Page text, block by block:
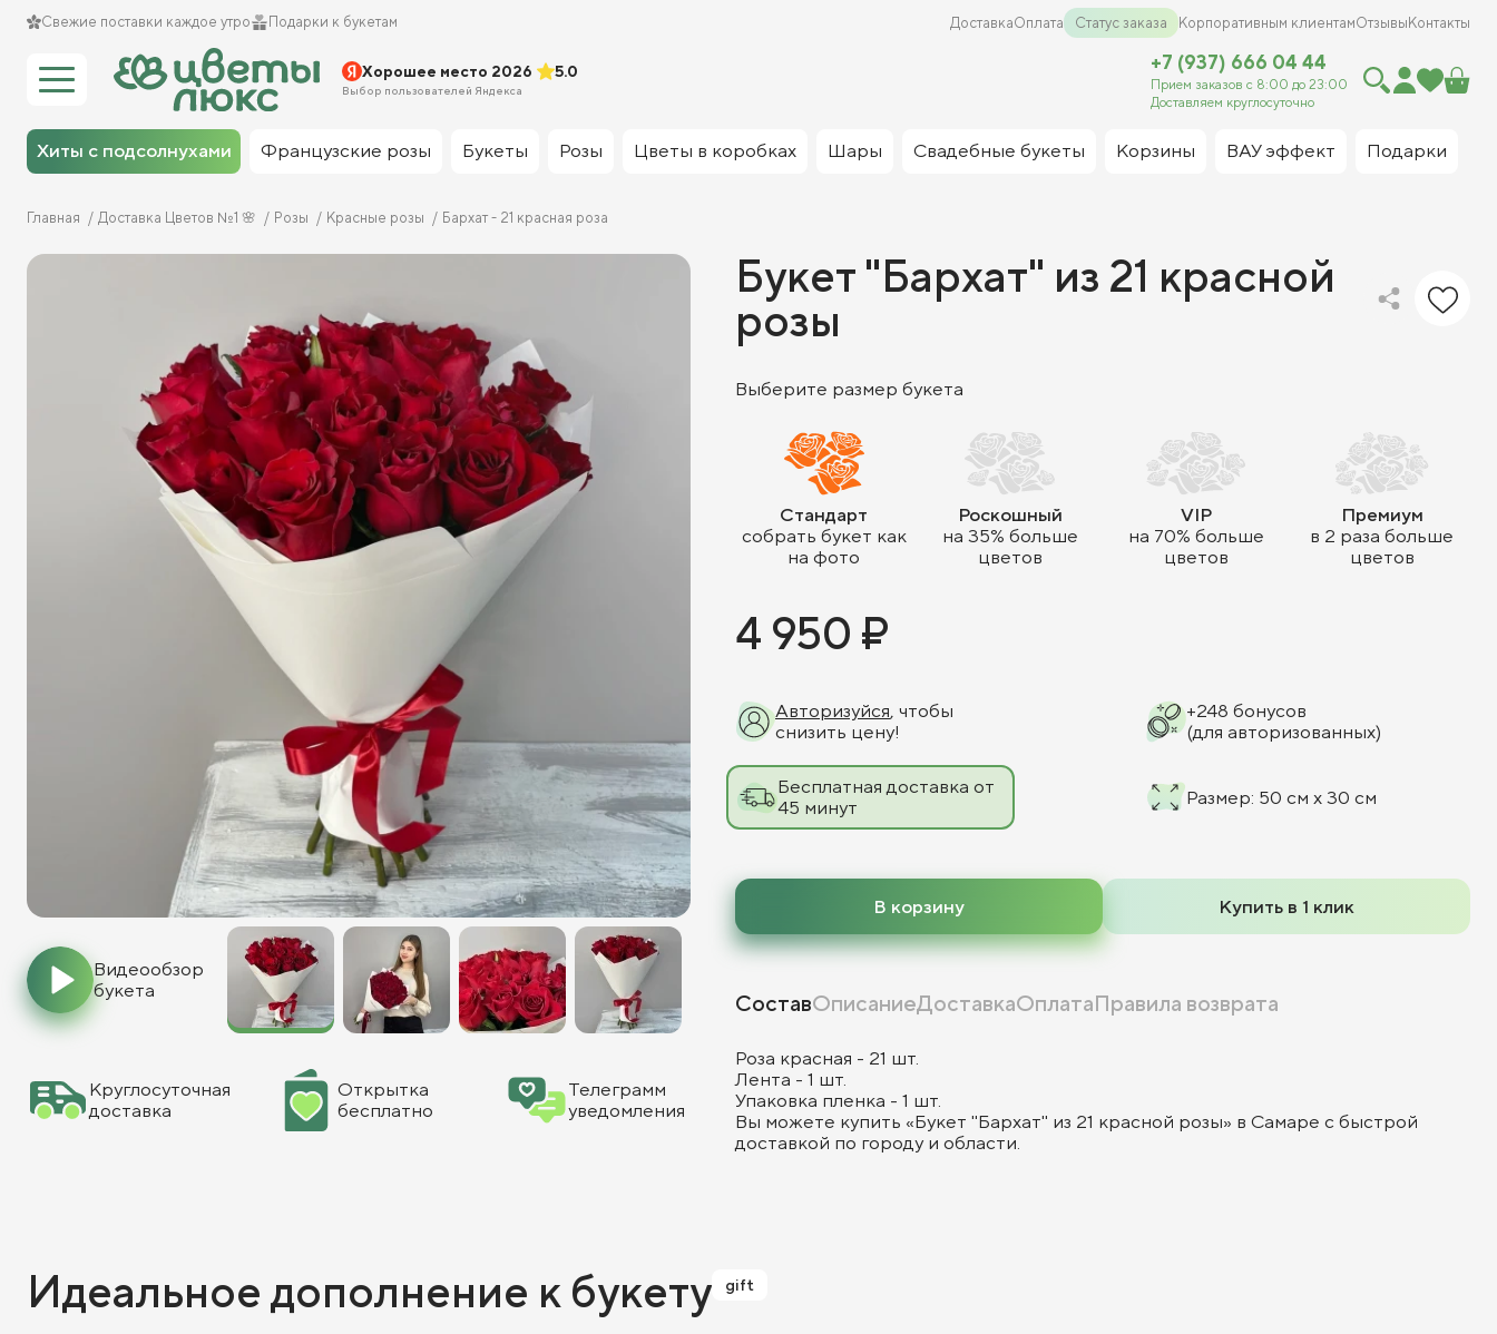
Свежие поставки каждое утро Подарки к букетам ДоставкаОплата Статус заказа Корпоративным клиентамОтзывы Контакты
Хорошее место 2026 5.0
Выбор пользователей Яндекса
+7 (937) 666 04 44
Прием заказов с 8:00 до 23:00
Доставляем круглосуточно
Хиты с подсолнухами Французские розы Букеты Розы Цветы в коробках Шары Свадебные букеты Корзины ВАУ эффект Подарки
Главная Доставка Цветов №1 🌸 Розы Красные розы Бархат - 21 красная роза
Видеообзор
букета
Круглосуточная
доставка
Открытка
бесплатно
Телеграмм
уведомления
Букет "Бархат" из 21 красной
розы
Выберите размер букета
Стандарт
собрать букет как
на фото
Роскошный
на 35% больше
цветов
VIP
на 70% больше
цветов
Премиум
в 2 раза больше
цветов
4 950 ₽
Авторизуйся, чтобы
снизить цену!
+248 бонусов
(для авторизованных)
Бесплатная доставка от
45 минут
Размер: 50 см x 30 см
В корзину Купить в 1 клик
СоставОписаниеДоставкаОплатаПравила возврата
Роза красная - 21 шт.
Лента - 1 шт.
Упаковка пленка - 1 шт.
Вы можете купить «Букет "Бархат" из 21 красной розы» в Самаре с быстрой
доставкой по городу и области.
Идеальное дополнение к букету gift